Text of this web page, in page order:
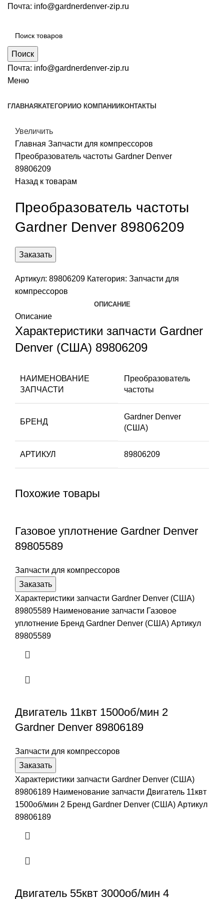
Почта: info@gardnerdenver-zip.ru
Поиск
Почта: info@gardnerdenver-zip.ru
Меню
ГЛАВНАЯ КАТЕГОРИИО КОМПАНИИ КОНТАКТЫ
Увеличить
Главная Запчасти для компрессоров
Преобразователь частоты Gardner Denver
89806209
Назад к товарам
Преобразователь частоты
Gardner Denver 89806209
Заказать
Артикул: 89806209 Категория: Запчасти для
компрессоров
ОПИСАНИЕ
Описание
Характеристики запчасти Gardner
Denver (США) 89806209
НАИМЕНОВАНИЕ
ЗАПЧАСТИ
Преобразователь
частоты
БРЕНД
Gardner Denver
(США)
АРТИКУЛ 89806209
Похожие товары
Газовое уплотнение Gardner Denver
89805589
Запчасти для компрессоров
Заказать
Характеристики запчасти Gardner Denver (США)
89805589 Наименование запчасти Газовое
уплотнение Бренд Gardner Denver (США) Артикул
89805589
Двигатель 11квт 1500об/мин 2
Gardner Denver 89806189
Запчасти для компрессоров
Заказать
Характеристики запчасти Gardner Denver (США)
89806189 Наименование запчасти Двигатель 11квт
1500об/мин 2 Бренд Gardner Denver (США) Артикул
89806189
Двигатель 55квт 3000об/мин 4